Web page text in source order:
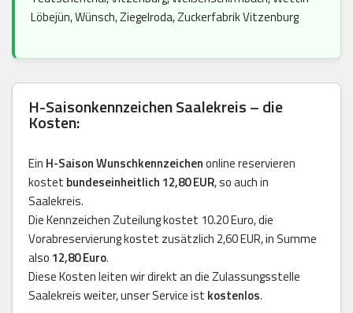
Löbejün, Wünsch, Ziegelroda, Zuckerfabrik Vitzenburg
H-Saisonkennzeichen Saalekreis – die
Kosten:
Ein H-Saison Wunschkennzeichenonline reservieren
kostet bundeseinheitlich 12,80 EUR, so auch in
Saalekreis.
Die Kennzeichen Zuteilung kostet 10.20 Euro, die
Vorabreservierung kostet zusätzlich 2,60 EUR, in Summe
also 12,80 Euro.
Diese Kosten leiten wir direkt an die Zulassungsstelle
Saalekreis weiter, unser Service ist kostenlos.